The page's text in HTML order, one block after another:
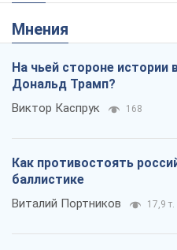
Мнения
На чьей стороне истории
Дональд Трамп?
Виктор Каспрук 168
Как противостоять
баллистике
Виталий Портников 17,9 т.